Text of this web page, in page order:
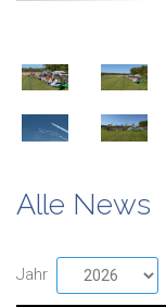
Alle News
Jahr